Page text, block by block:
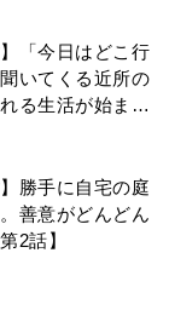
「今日はどこ行
いてくる近所の
る生活が始ま
勝手に自宅の庭
善意がどんどん
2話】